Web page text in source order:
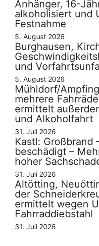
Anhänger, 16-
alkoholisiert und
Festnahme
5. August 2026
Burghausen,
und
5. August 2026
Mühldorf/
mehrere
ermittelt
und Alkoholfahrt
31. Juli 2026
Kastl: Großbrand
beschädigt –
hoher
31. Juli 2026
Altötting,
der
ermittelt wegen
Fahrraddiebstahl
31. Juli 2026